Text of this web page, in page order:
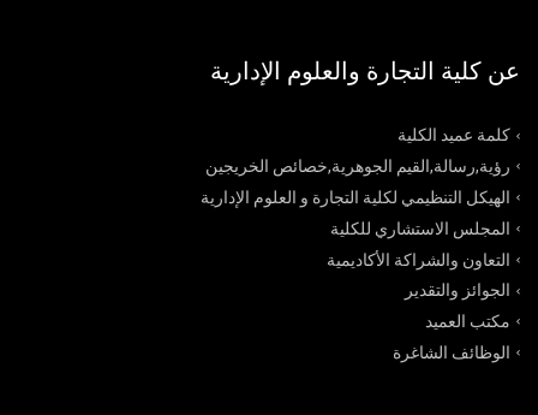
عن كلية التجارة والعلوم الإدارية
كلمة عميد الكلية
رؤية,رسالة,القيم الجوهرية,خصائص الخريجين
الهيكل التنظيمي لكلية التجارة و العلوم الإدارية
المجلس الاستشاري للكلية
التعاون والشراكة الأكاديمية
الجوائز والتقدير
مكتب العميد
الوظائف الشاغرة